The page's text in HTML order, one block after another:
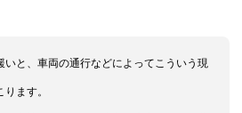
いと、車両の通行などによってこういう現
ます。